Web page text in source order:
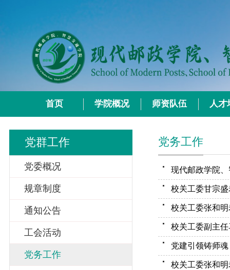
首页 学院概况 师资队伍 人才
党群工作
党委概况
规章制度
通知公告
工会活动
党务工作
党务工作